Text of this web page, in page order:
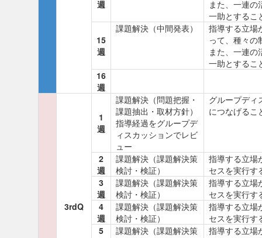
週
また、一連の
一助とするこ
15
週
課題解決（中間発表）
指導する立場
って、種々の
また、一連の
一助とするこ
16
週
3rdQ
1
週
課題解決（問題把握・
課題抽出・取材方針）
指導経過をグループデ
ィスカッションでレビ
ュー
グループディ
につなげるこ
2
週
課題解決（課題解決策
検討・検証）
指導する立場
セスを実行す
3
週
課題解決（課題解決策
検討・検証）
指導する立場
セスを実行す
4
週
課題解決（課題解決策
検討・検証）
指導する立場
セスを実行す
5
課題解決（課題解決策
指導する立場